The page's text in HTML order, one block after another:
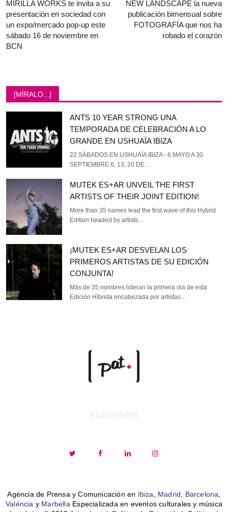
MIRILLA WORKS te invita a su
presentación en sociedad con
un expo/mercado pop-up este
sábado 16 de noviembre en
BCN
NEW LANDSCAPE la nueva
publicación bimensual sobre
FOTOGRAFÍA que nos ha
robado el corazón
[MÍRALO...]
ANTS 10 YEAR STRONG UNA
TEMPORADA DE CELEBRACIÓN A LO
GRANDE EN USHUAÏA IBIZA
22 SÁBADOS EN USHUAÏA IBIZA - 6 MAYO A 30
SEPTIEMBRE 6, 13, 20 DE…
MUTEK ES+AR UNVEIL THE FIRST
ARTISTS OF THEIR JOINT EDITION!
More than 35 names lead the first wave of this Hybrid
Edition headed by artists…
¡MUTEK ES+AR DESVELAN LOS
PRIMEROS ARTISTAS DE SU EDICIÓN
CONJUNTA!
Más de 35 nombres lideran la primera ola de esta
Edición Híbrida encabezada por artistas…
Agéncia de Prensa y Comunicación en Ibiza, Madrid, Barcelona,
Valéncia y MarbellaEspecializada en eventos culturales y música